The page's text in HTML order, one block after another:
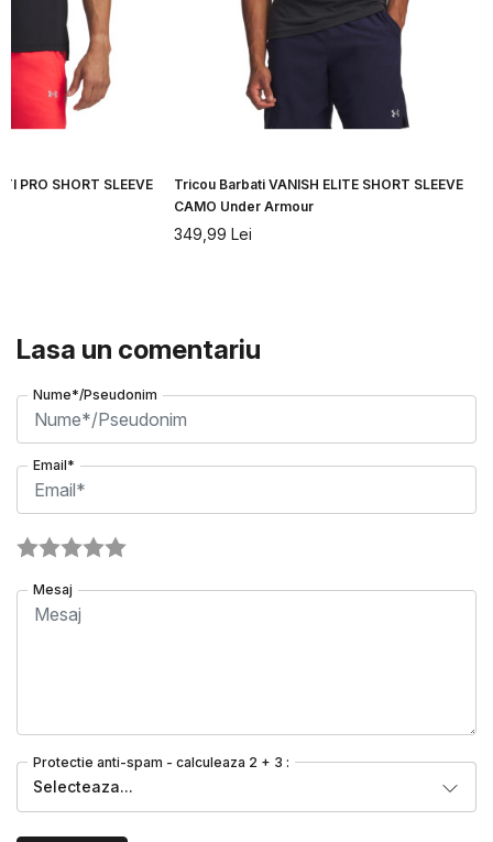
PRO SHORT SLEEVE
Tricou Barbati VANISH ELITE SHORT SLEEVE
CAMO Under Armour
349,99 Lei
Lasa un comentariu
Nume*/Pseudonim
Email*
Mesaj
Protectie anti-spam - calculeaza 2 + 3 :
Selecteaza...